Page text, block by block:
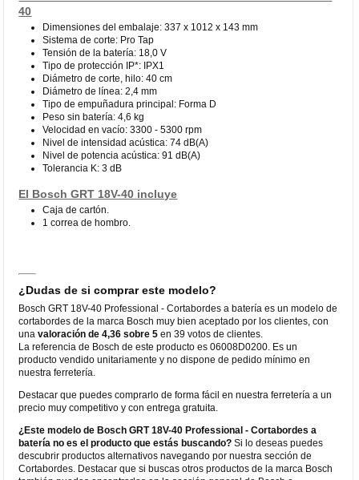
40
Dimensiones del embalaje: 337 x 1012 x 143 mm
Sistema de corte: Pro Tap
Tensión de la batería: 18,0 V
Tipo de protección IP*: IPX1
Diámetro de corte, hilo: 40 cm
Diámetro de línea: 2,4 mm
Tipo de empuñadura principal: Forma D
Peso sin batería: 4,6 kg
Velocidad en vacío: 3300 - 5300 rpm
Nivel de intensidad acústica: 74 dB(A)
Nivel de potencia acústica: 91 dB(A)
Tolerancia K: 3 dB
El Bosch GRT 18V-40 incluye
Caja de cartón.
1 correa de hombro.
¿Dudas de si comprar este modelo?
Bosch GRT 18V-40 Professional - Cortabordes a batería es un modelo de
cortabordes de la marca Bosch muy bien aceptado por los clientes, con
unavaloración de 4,36 sobre 5 en 39 votos de clientes.
La referencia de Bosch de este producto es 06008D0200. Es un
producto vendido unitariamente y no dispone de pedido mínimo en
nuestra ferretería.
Destacar que puedes comprarlo de forma fácil en nuestra ferretería a un
precio muy competitivo y con entrega gratuita.
¿Este modelo de Bosch GRT 18V-40 Professional - Cortabordes a
batería no es el producto que estás buscando? Si lo deseas puedes
descubrir productos alternativos navegando por nuestra sección de
Cortabordes. Destacar que si buscas otros productos de la marca Bosch